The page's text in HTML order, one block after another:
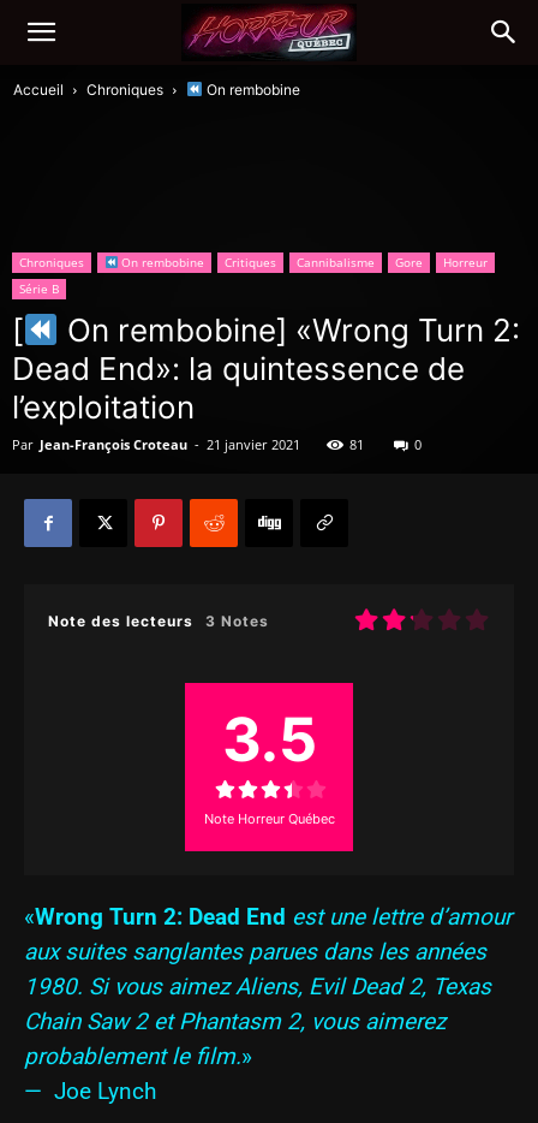
Accueil Chroniques On rembobine
Chroniques On rembobine Critiques Cannibalisme Gore
Horreur
Série B
[
On rembobine] «Wrong Turn 2:
Dead End»: la quintessence de
l’exploitation
Par Jean-François Croteau - 21 janvier 2021 81 0
Note des lecteurs 3 Notes
3.5
Note Horreur Québec
«Wrong Turn 2: Dead End est une lettre d’amour
aux suites sanglantes parues dans les années
1980. Si vous aimez Aliens, Evil Dead 2, Texas
Chain Saw 2 et Phantasm 2, vous aimerez
probablement le film.»
— Joe Lynch